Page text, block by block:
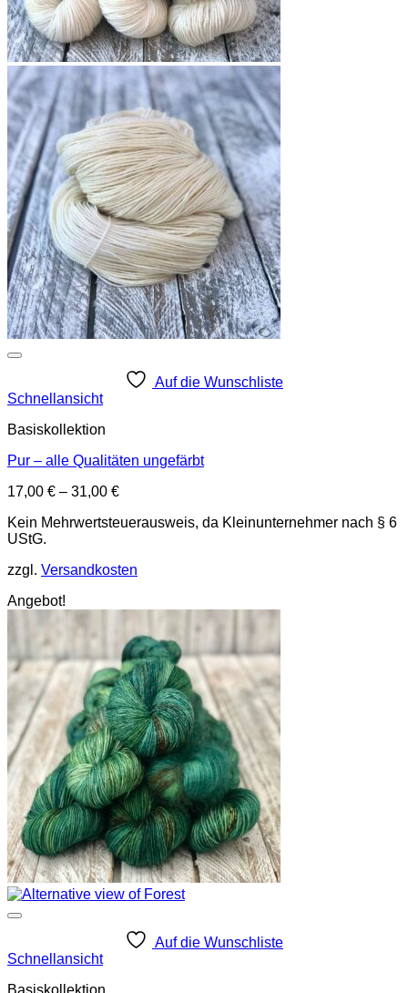
Auf die Wunschliste
Schnellansicht
Basiskollektion
Pur – alle Qualitäten ungefärbt
17,00 € – 31,00 €
Kein Mehrwertsteuerausweis, da Kleinunternehmer nach § 6
UStG.
zzgl. Versandkosten
Angebot!
Auf die Wunschliste
Schnellansicht